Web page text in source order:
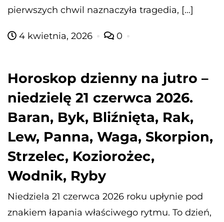
pierwszych chwil naznaczyła tragedia, […]
4 kwietnia, 2026 0
Horoskop dzienny na jutro –
niedzielę 21 czerwca 2026.
Baran, Byk, Bliźnięta, Rak,
Lew, Panna, Waga, Skorpion,
Strzelec, Koziorożec,
Wodnik, Ryby
Niedziela 21 czerwca 2026 roku upłynie pod
znakiem łapania właściwego rytmu. To dzień,